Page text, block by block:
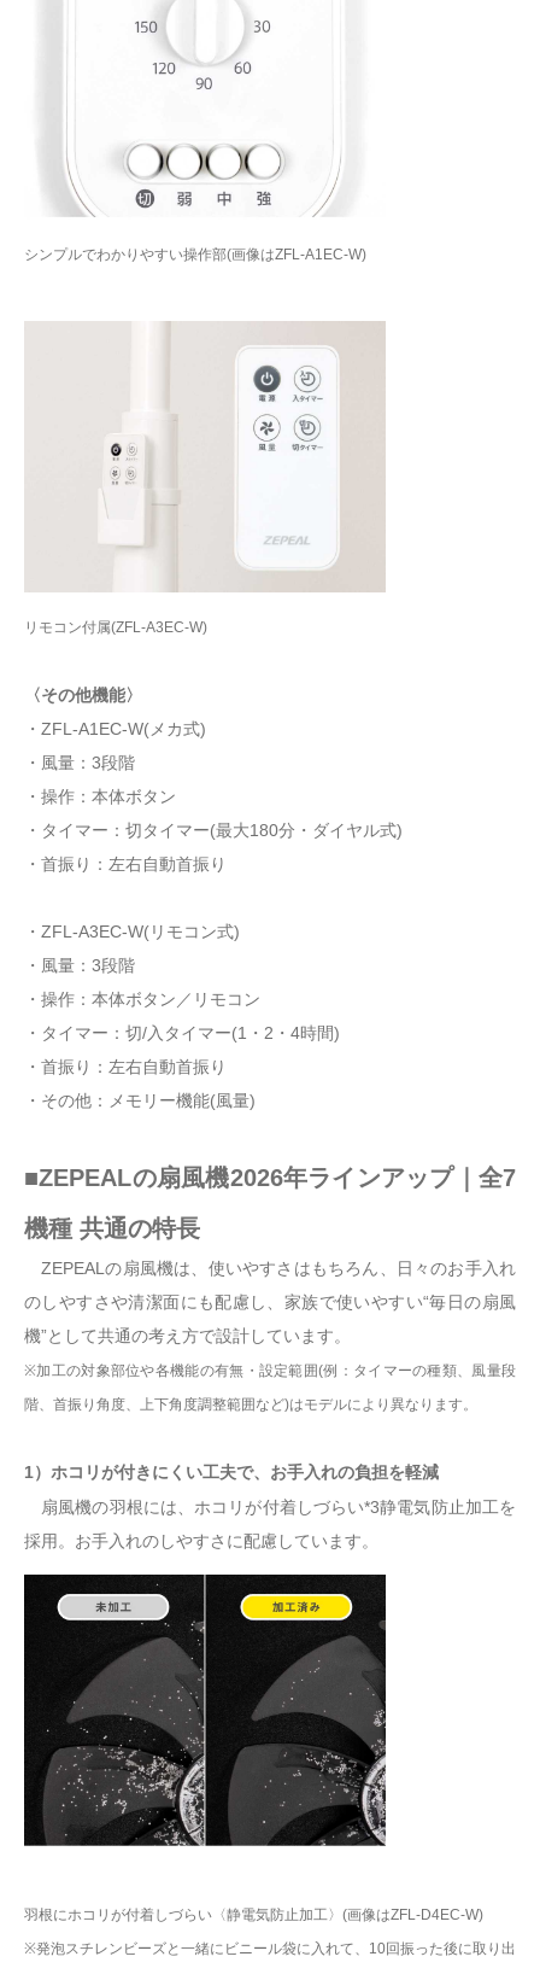
シンプルでわかりやすい操作部(画像はZFL-A1EC-W)
リモコン付属(ZFL-A3EC-W)
〈その他機能〉
・ZFL-A1EC-W(メカ式)
・風量：3段階
・操作：本体ボタン
・タイマー：切タイマー(最大180分・ダイヤル式)
・首振り：左右自動首振り
・ZFL-A3EC-W(リモコン式)
・風量：3段階
・操作：本体ボタン／リモコン
・タイマー：切/入タイマー(1・2・4時間)
・首振り：左右自動首振り
・その他：メモリー機能(風量)
■ZEPEALの扇風機2026年ラインアップ｜全7
機種 共通の特長
ZEPEALの扇風機は、使いやすさはもちろん、日々のお手入れ
のしやすさや清潔面にも配慮し、家族で使いやすい“毎日の扇風
機”として共通の考え方で設計しています。
※加工の対象部位や各機能の有無・設定範囲(例：タイマーの種類、風量段
階、首振り角度、上下角度調整範囲など)はモデルにより異なります。
1）ホコリが付きにくい工夫で、お手入れの負担を軽減
扇風機の羽根には、ホコリが付着しづらい*3静電気防止加工を
採用。お手入れのしやすさに配慮しています。
羽根にホコリが付着しづらい〈静電気防止加工〉(画像はZFL-D4EC-W)
※発泡スチレンビーズと一緒にビニール袋に入れて、10回振った後に取り出